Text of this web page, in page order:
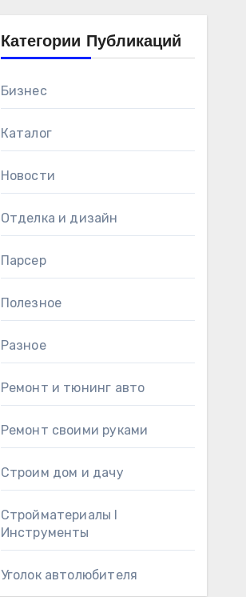
Категории Публикаций
Бизнес
Каталог
Новости
Отделка и дизайн
Парсер
Полезное
Разное
Ремонт и тюнинг авто
Ремонт своими руками
Строим дом и дачу
Стройматериалы l
Инструменты
Уголок автолюбителя